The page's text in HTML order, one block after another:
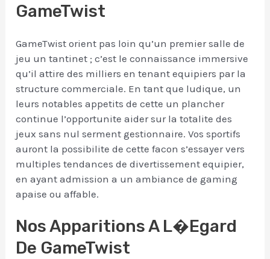
GameTwist
GameTwist orient pas loin qu’un premier salle de
jeu un tantinet ; c’est le connaissance immersive
qu’il attire des milliers en tenant equipiers par la
structure commerciale. En tant que ludique, un
leurs notables appetits de cette un plancher
continue l’opportunite aider sur la totalite des
jeux sans nul serment gestionnaire. Vos sportifs
auront la possibilite de cette facon s’essayer vers
multiples tendances de divertissement equipier,
en ayant admission a un ambiance de gaming
apaise ou affable.
Nos Apparitions A L�egard
De GameTwist